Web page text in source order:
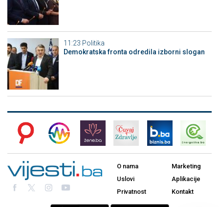
11:23 Politika
Demokratska fronta odredila izborni slogan
O nama
Uslovi
Privatnost
Marketing
Aplikacije
Kontakt